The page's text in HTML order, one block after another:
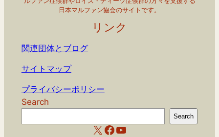
日本マルファン協会のサイトです。
リンク
関連団体とブログ
サイトマップ
プライバシーポリシー
Search
Search
X Facebook YouTube